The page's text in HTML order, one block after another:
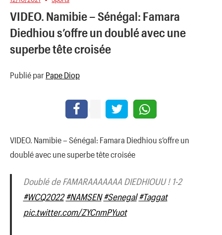
VIDEO. Namibie – Sénégal: Famara
Diedhiou s’offre un doublé avec une
superbe tête croisée
Publié par Pape Diop
VIDEO. Namibie – Sénégal: Famara Diedhiou s’offre un
doublé avec une superbe tête croisée
Doublé de FAMARAAAAAAA DIEDHIOUU ! 1-2
#WCQ2022 #NAMSEN #Senegal #Taggat
pic.twitter.com/ZYCnmPYuot